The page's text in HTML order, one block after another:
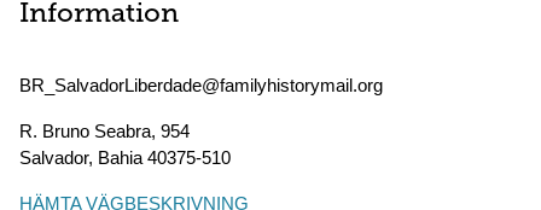
Information
BR_SalvadorLiberdade@familyhistorymail.org
R. Bruno Seabra, 954
Salvador, Bahia 40375-510
HÄMTA VÄGBESKRIVNING